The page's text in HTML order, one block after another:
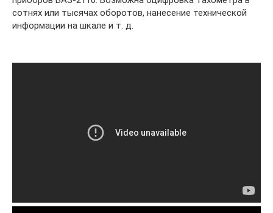
сотнях или тысячах оборотов, нанесение технической
информации на шкале и т. д.